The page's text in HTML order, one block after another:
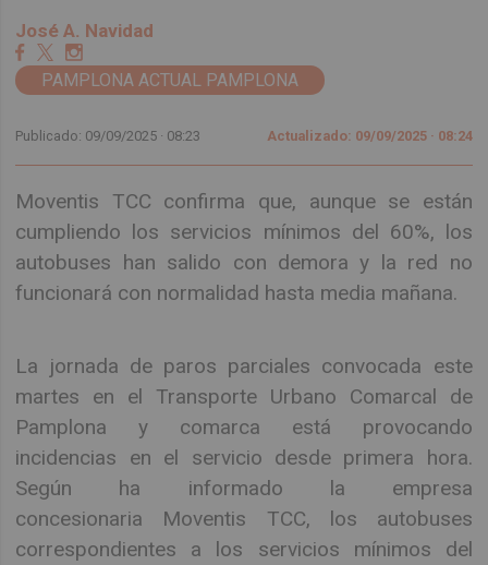
José A. Navidad
PAMPLONA ACTUAL PAMPLONA
Publicado: 09/09/2025 · 08:23 Actualizado: 09/09/2025 · 08:24
Moventis TCC confirma que, aunque se están
cumpliendo los servicios mínimos del 60%, los
autobuses han salido con demora y la red no
funcionará con normalidad hasta media mañana.
La jornada de paros parciales convocada este
martes en el Transporte Urbano Comarcal de
Pamplona y comarca está provocando
incidencias en el servicio desde primera hora.
Según ha informado la empresa
concesionaria Moventis TCC, los autobuses
correspondientes a los servicios mínimos del